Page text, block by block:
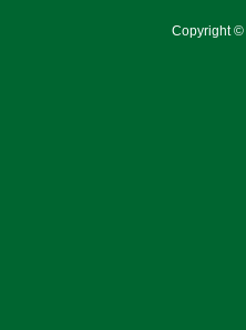
Copyright©